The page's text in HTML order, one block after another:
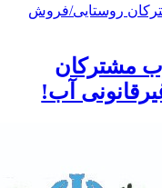
مشترکان
آب!